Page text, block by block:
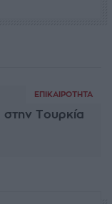
ΕΠΙΚΑΙΡΌΤΗΤΑ
στην Τουρκία